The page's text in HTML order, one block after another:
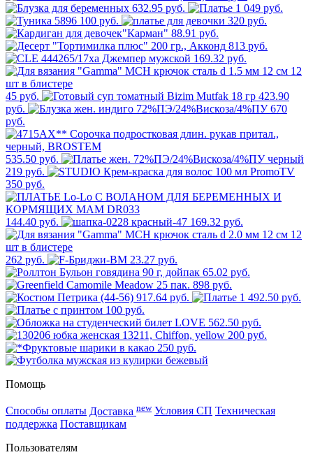
632.95 руб.
1 049 руб.
100 руб.
320 руб.
88.91 руб.
813 руб.
169.32 руб.
45 руб.
423.90
руб.
670
руб.
535.50 руб.
219 руб.
350 руб.
144.40 руб. 169.32 руб.
262 руб.
23.27 руб.
65.02 руб.
898 руб.
917.64 руб.
1 492.50 руб.
100 руб.
562.50 руб.
200 руб.
250 руб.
Помощь
Способы оплаты Доставка new Условия СП Техническая
поддержка Поставщикам
Пользователям